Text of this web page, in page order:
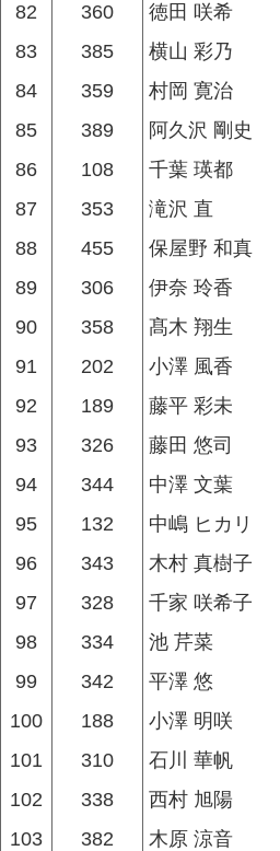
82
360 徳田 咲希
83
385 横山 彩乃
84
359 村岡 寛治
85
389 阿久沢 剛史
86
108 千葉 瑛都
87
353 滝沢 直
88
455 保屋野 和真
89
306 伊奈 玲香
90
358 髙木 翔生
91
202 小澤 風香
92
189 藤平 彩未
93
326 藤田 悠司
94
344 中澤 文葉
95
132 中嶋 ヒカリ
96
343 木村 真樹子
97
328 千家 咲希子
98
334 池 芹菜
99
342 平澤 悠
100
188 小澤 明咲
101
310 石川 華帆
102
338 西村 旭陽
103
382 木原 涼音